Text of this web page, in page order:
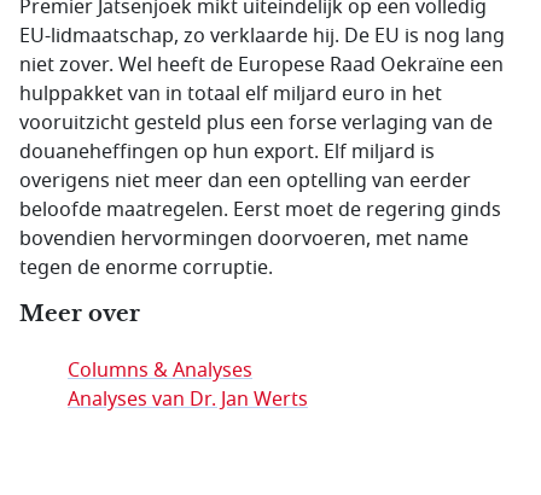
Premier Jatsenjoek mikt uiteindelijk op een volledig
EU-lidmaatschap, zo verklaarde hij. De EU is nog lang
niet zover. Wel heeft de Europese Raad Oekraïne een
hulppakket van in totaal elf miljard euro in het
vooruitzicht gesteld plus een forse verlaging van de
douaneheffingen op hun export. Elf miljard is
overigens niet meer dan een optelling van eerder
beloofde maatregelen. Eerst moet de regering ginds
bovendien hervormingen doorvoeren, met name
tegen de enorme corruptie.
Meer over
Columns & Analyses
Analyses van Dr. Jan Werts